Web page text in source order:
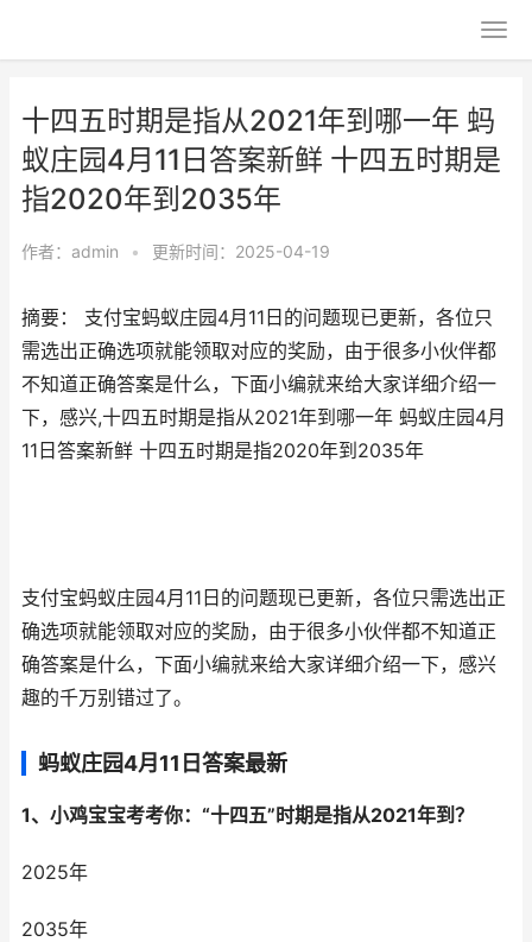
十四五时期是指从2021年到哪一年 蚂
蚁庄园4月11日答案新鲜 十四五时期是
指2020年到2035年
作者： admin • 更新时间：2025-04-19
摘要： 支付宝蚂蚁庄园4月11日的问题现已更新，各位只
需选出正确选项就能领取对应的奖励，由于很多小伙伴都
不知道正确答案是什么，下面小编就来给大家详细介绍一
下，感兴,十四五时期是指从2021年到哪一年 蚂蚁庄园4月
11日答案新鲜 十四五时期是指2020年到2035年
支付宝蚂蚁庄园4月11日的问题现已更新，各位只需选出正
确选项就能领取对应的奖励，由于很多小伙伴都不知道正
确答案是什么，下面小编就来给大家详细介绍一下，感兴
趣的千万别错过了。
蚂蚁庄园4月11日答案最新
1、小鸡宝宝考考你：“十四五”时期是指从2021年到？
2025年
2035年